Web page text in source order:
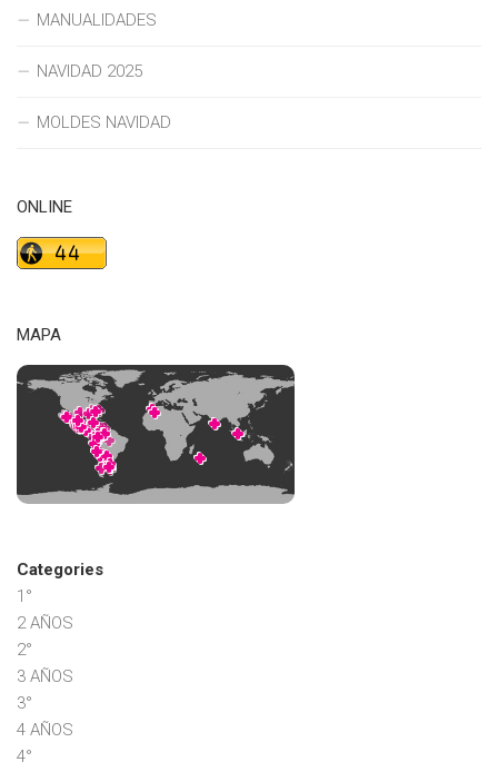
MANUALIDADES
NAVIDAD 2025
MOLDES NAVIDAD
ONLINE
MAPA
Categories
1°
2 AÑOS
2°
3 AÑOS
3°
4 AÑOS
4°